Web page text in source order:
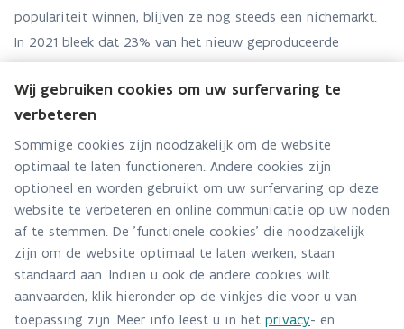
populariteit winnen, blijven ze nog steeds een nichemarkt.
In 2021 bleek dat 23% van het nieuw geproduceerde
kantoormeubilair niet recyclebaar is en dat 45% slechts
gedeeltelijk recyclebaar is. Een andere uitdaging is dat door
digitalisering, globalisering en de coronapandemie het werk
flexibeler en hybride is geworden, met nieuwe
werkprincipes in opkomst. Snel veranderende
werkomstandigheden vragen om aanpasbaarheid en
modulaire productontwerpen, zodat producten langer
meegaan en we minder afval genereren. Het CEO-project
tracht deze uitdagingen aan te pakken door innovatieve
benaderingen te ontwikkelen en te implementeren die de
levensduur van meubilair verlengen, afval verminderen en
Wij gebruiken cookies om uw surfervaring te
verbeteren
Sommige cookies zijn noodzakelijk om de website
optimaal te laten functioneren. Andere cookies zijn
optioneel en worden gebruikt om uw surfervaring op deze
website te verbeteren en online communicatie op uw noden
af te stemmen. De 'functionele cookies' die noodzakelijk
zijn om de website optimaal te laten werken, staan
standaard aan. Indien u ook de andere cookies wilt
aanvaarden, klik hieronder op de vinkjes die voor u van
toepassing zijn. Meer info leest u in het privacy- en